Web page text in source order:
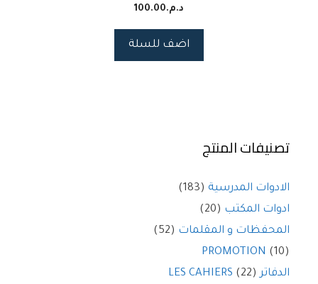
د.م.100.00
اضف للسلة
تصنيفات المنتج
الادوات المدرسية (183)
ادوات المكتب (20)
المحفظات و المقلمات (52)
PROMOTION (10)
الدفاتر LES CAHIERS (22)